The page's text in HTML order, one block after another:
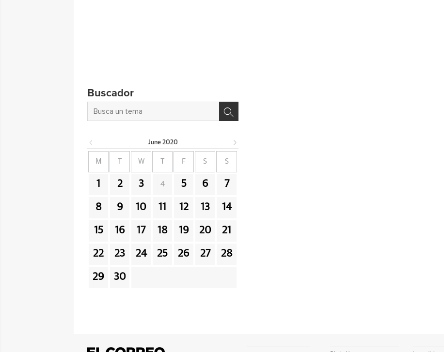
Buscador
June 2020
M W F S S
1 2 3 4 5 6 7
8 9 10 11 12 13 14
15 16 17 18 19 20 21
22 23 24 25 26 27 28
29 30